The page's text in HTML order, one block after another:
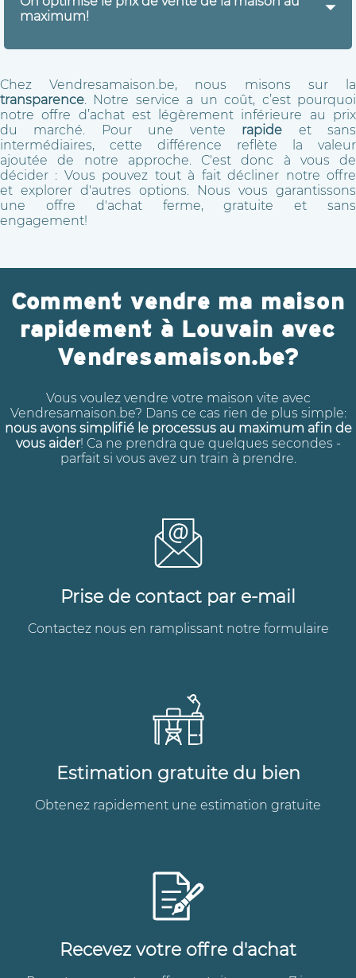
les mois d'attente. On oublie aussi les frais
d'entretiens, l'électricité, le gaz, ...
payer. Avec Vendresamaison.be, tout ça s'arrête
instantannément!
maximum!
endomagée.
Cela nous permet de vous donner le maximum
en fonction de la maison, contrairement aux
oprtunistes qui sont à l'affut et tentent leurs
chances en remettant des offres bien
inférieures.
Chez Vendresamaison.be, nous misons sur la
transparence . Notre service a un coût, c’est pourquoi
notre offre d’achat est légèrement inférieure au prix
du marché. Pour une vente rapide et sans
intermédiaires, cette différence reflète la valeur
ajoutée de notre approche. C'est donc à vous de
décider : Vous pouvez tout à fait décliner notre offre
et explorer d'autres options. Nous vous garantissons
une offre d'achat ferme, gratuite et sans
engagement!
Comment vendre ma maison
rapidement à Louvain avec
Vendresamaison.be?
Vous voulez vendre votre maison vite avec
Vendresamaison.be? Dans ce cas rien de plus simple:
nous avons simplifié le processus au maximum afin de
vous aider! Ca ne prendra que quelques secondes -
parfait si vous avez un train à prendre.
Prise de contact par e-mail
Contactez nous en ramplissant notre formulaire
Estimation gratuite du bien
Obtenez rapidement une estimation gratuite
Recevez votre offre d'achat